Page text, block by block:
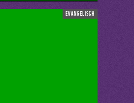
evangelisch